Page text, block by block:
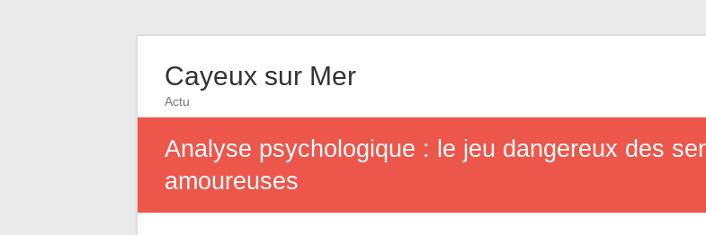
Cayeux sur Mer
Actu
Analyse psychologique : le jeu dangereux des
amoureuses